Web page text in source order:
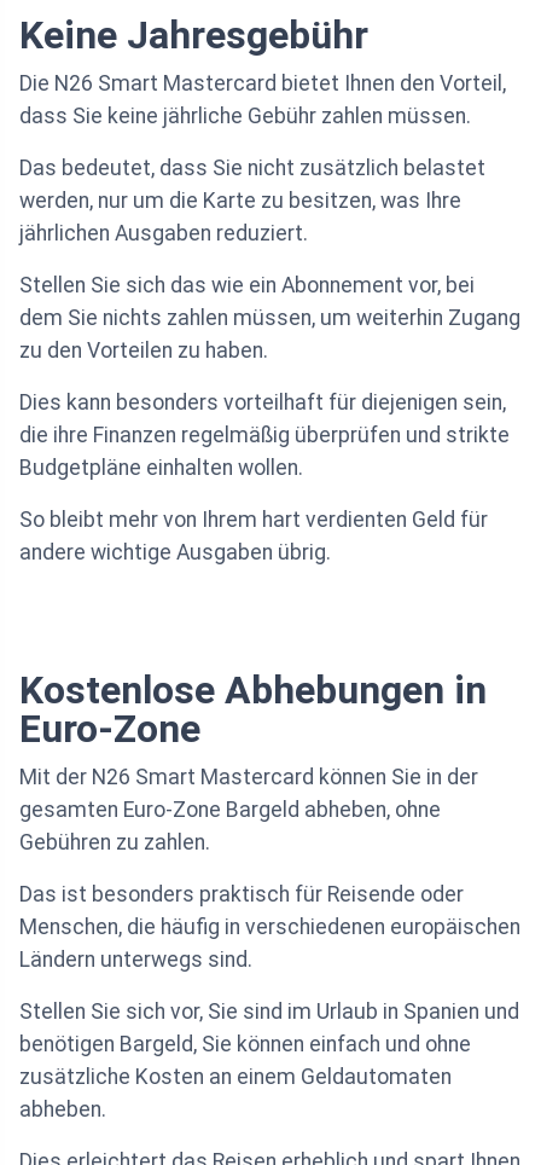
Keine Jahresgebühr
Die N26 Smart Mastercard bietet Ihnen den Vorteil,
dass Sie keine jährliche Gebühr zahlen müssen.
Das bedeutet, dass Sie nicht zusätzlich belastet
werden, nur um die Karte zu besitzen, was Ihre
jährlichen Ausgaben reduziert.
Stellen Sie sich das wie ein Abonnement vor, bei
dem Sie nichts zahlen müssen, um weiterhin Zugang
zu den Vorteilen zu haben.
Dies kann besonders vorteilhaft für diejenigen sein,
die ihre Finanzen regelmäßig überprüfen und strikte
Budgetpläne einhalten wollen.
So bleibt mehr von Ihrem hart verdienten Geld für
andere wichtige Ausgaben übrig.
Kostenlose Abhebungen in
Euro-Zone
Mit der N26 Smart Mastercard können Sie in der
gesamten Euro-Zone Bargeld abheben, ohne
Gebühren zu zahlen.
Das ist besonders praktisch für Reisende oder
Menschen, die häufig in verschiedenen europäischen
Ländern unterwegs sind.
Stellen Sie sich vor, Sie sind im Urlaub in Spanien und
benötigen Bargeld, Sie können einfach und ohne
zusätzliche Kosten an einem Geldautomaten
abheben.